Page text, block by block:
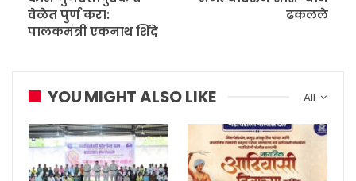
वेळेत पुर्ण करा:
पालकमंत्री एकनाथ शिंदे
ढकलले
All
YOU MIGHT ALSO LIKE